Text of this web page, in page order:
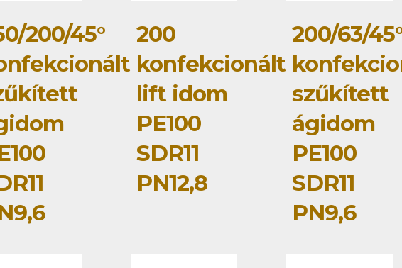
200/45°
200
konfekcionált
lift idom
PE100
SDR11
PN12,8
200/63/
szűkített
ágidom
PE100
SDR11
PN9,6